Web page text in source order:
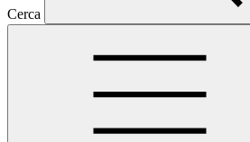
Cerca